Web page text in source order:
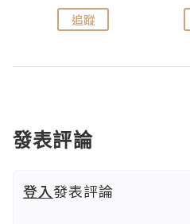
追蹤
發表評論
登入發表評論